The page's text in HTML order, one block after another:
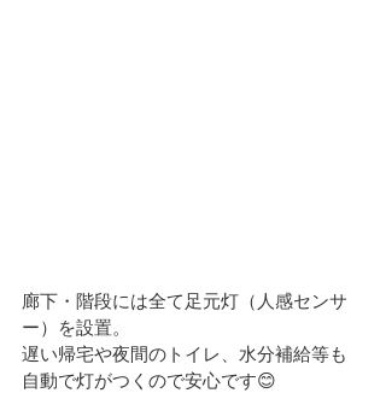
廊下・階段には全て足元灯（人感センサ
ー）を設置。
遅い帰宅や夜間のトイレ、水分補給等も
自動で灯がつくので安心です😊